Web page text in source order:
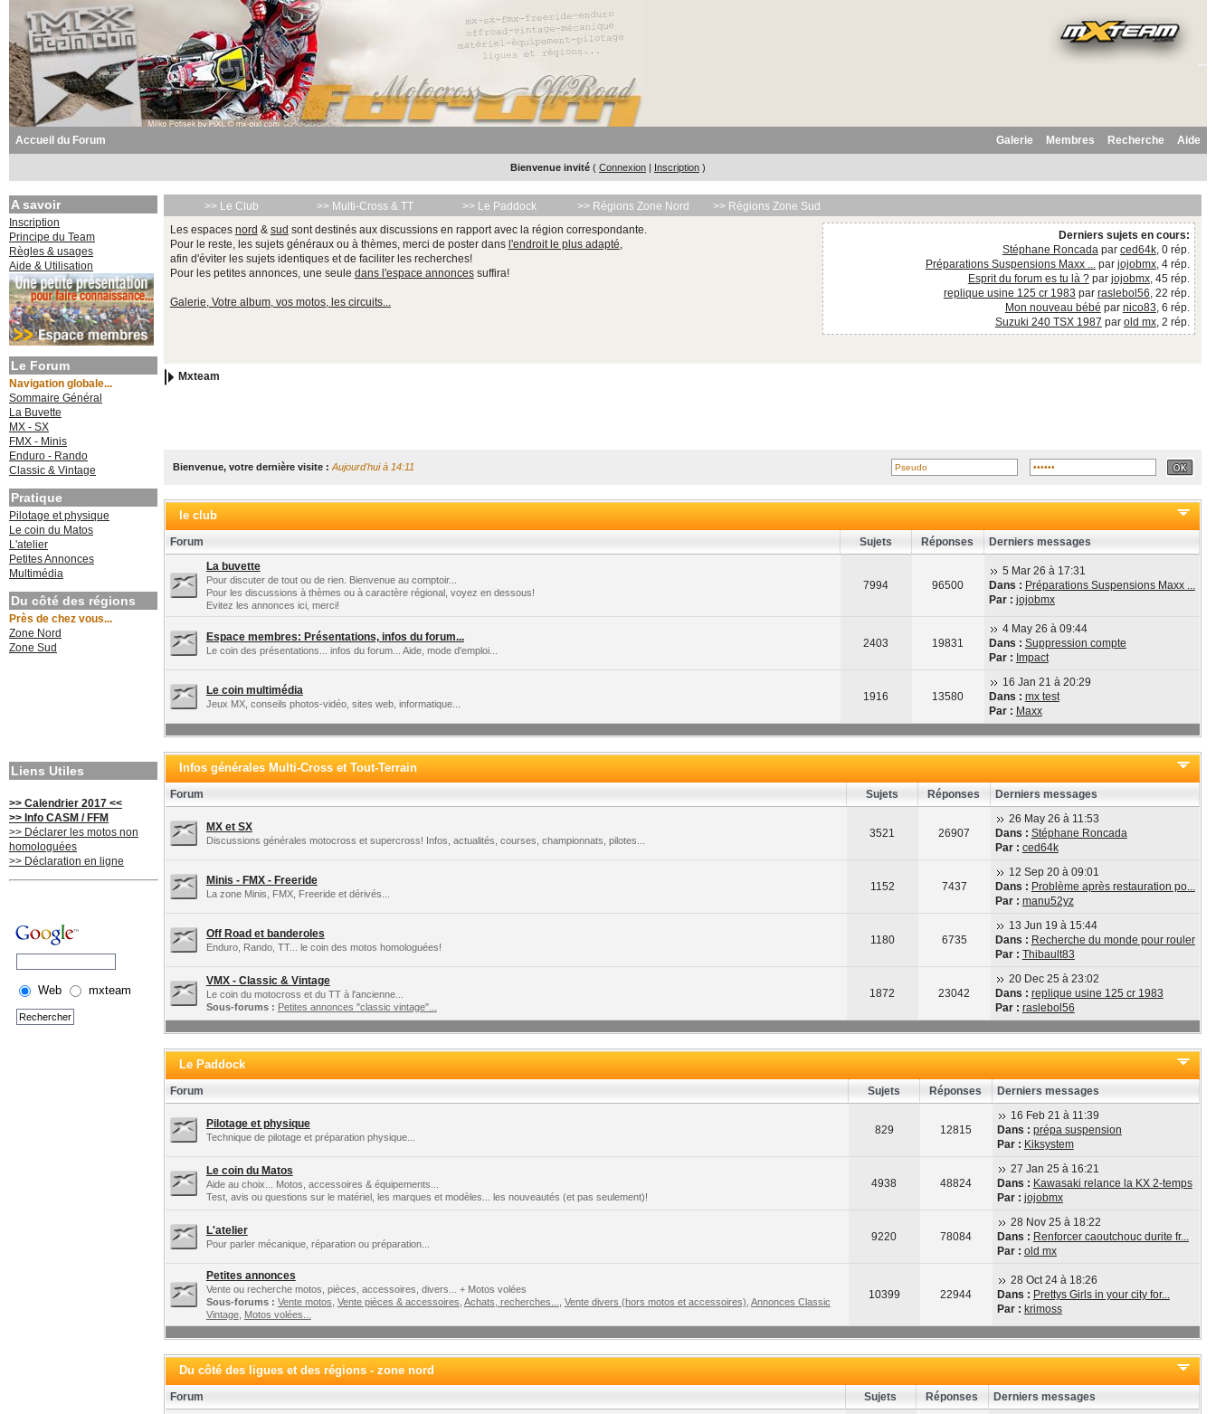
Accueil du Forum Aide
Recherche
Membres
Galerie
Bienvenue invité ( Connexion | Inscription )
A savoir
Inscription
Principe du Team
Règles & usages
Aide & Utilisation
Le Forum
Navigation globale...
Sommaire Général
La Buvette
MX - SX
FMX - Minis
Enduro - Rando
Classic & Vintage
Pratique
Pilotage et physique
Le coin du Matos
L'atelier
Petites Annonces
Multimédia
Du côté des régions
Près de chez vous...
Zone Nord
Zone Sud
Liens Utiles
>> Calendrier 2017 <<
>> Info CASM / FFM
>> Déclarer les motos non
homologuées
>> Déclaration en ligne
Web mxteam
>> Le Club >> Multi-Cross & TT >> Le Paddock >> Régions Zone Nord
>> Régions Zone Sud
Les espaces nord & sud sont destinés aux discussions en rapport avec la région correspondante.
Pour le reste, les sujets généraux ou à thèmes, merci de poster dans l'endroit le plus adapté,
afin d'éviter les sujets identiques et de faciliter les recherches!
Pour les petites annonces, une seule dans l'espace annoncessuffira!
Galerie, Votre album, vos motos, les circuits...
Derniers sujets en cours:
Stéphane Roncadapar ced64k, 0 rép.
Préparations Suspensions Maxx ...par jojobmx, 4 rép.
Esprit du forum es tu là ?par jojobmx, 45 rép.
replique usine 125 cr 1983 par raslebol56, 22 rép.
Mon nouveau bébé par nico83, 6 rép.
Suzuki 240 TSX 1987 par old mx, 2 rép.
Mxteam
Bienvenue, votre dernière visite : Aujourd'hui à 14:11
le club
Forum Sujets Réponses
Derniers messages
La buvette
Pour discuter de tout ou de rien. Bienvenue au comptoir...
Pour les discussions à thèmes ou à caractère régional, voyez en dessous!
Evitez les annonces ici, merci!
7994 96500
5 Mar 26 à 17:31
Dans : Préparations Suspensions Maxx ...
Par : jojobmx
Espace membres: Présentations, infos du forum...
Le coin des présentations... infos du forum... Aide, mode d'emploi...
2403 19831
4 May 26 à 09:44
Dans : Suppression compte
Par : Impact
Le coin multimédia
Jeux MX, conseils photos-vidéo, sites web, informatique...
1916 13580
16 Jan 21 à 20:29
Dans : mx test
Par : Maxx
Infos générales Multi-Cross et Tout-Terrain
Forum Sujets Réponses Derniers messages
MX et SX
Discussions générales motocross et supercross! Infos, actualités, courses, championnats, pilotes...
3521 26907
26 May 26 à 11:53
Dans : Stéphane Roncada
Par : ced64k
Minis - FMX - Freeride
La zone Minis, FMX, Freeride et dérivés...
1152 7437
12 Sep 20 à 09:01
Dans : Problème après restauration po...
Par : manu52yz
Off Road et banderoles
Enduro, Rando, TT... le coin des motos homologuées!
1180 6735
13 Jun 19 à 15:44
Dans : Recherche du monde pour rouler
Par : Thibault83
VMX - Classic & Vintage
Le coin du motocross et du TT à l'ancienne...
Sous-forums : Petites annonces "classic vintage"...
1872 23042
20 Dec 25 à 23:02
Dans : replique usine 125 cr 1983
Par : raslebol56
Le Paddock
Forum Sujets Réponses Derniers messages
Pilotage et physique
Technique de pilotage et préparation physique...
829 12815
16 Feb 21 à 11:39
Dans : prépa suspension
Par : Kiksystem
Le coin du Matos
Aide au choix... Motos, accessoires & équipements...
Test, avis ou questions sur le matériel, les marques et modèles... les nouveautés (et pas seulement)!
4938 48824
27 Jan 25 à 16:21
Dans : Kawasaki relance la KX 2-temps
Par : jojobmx
L'atelier
Pour parler mécanique, réparation ou préparation...
9220 78084
28 Nov 25 à 18:22
Dans : Renforcer caoutchouc durite fr...
Par : old mx
Petites annonces
Vente ou recherche motos, pièces, accessoires, divers... + Motos volées
Sous-forums : Vente motos Vente pièces & accessoires Achats, recherches... Vente divers (hors motos et accessoires) Annonces Classic
Vintage, Motos volées...
10399 22944
28 Oct 24 à 18:26
Dans : Prettys Girls in your city for...
Par : krimoss
Du côté des ligues et des régions - zone nord
Forum Sujets Réponses Derniers messages